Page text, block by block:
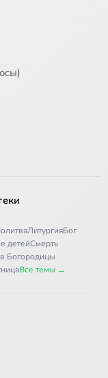
ЛитургияБог
детейСмерть
Богородицы
Все темы →